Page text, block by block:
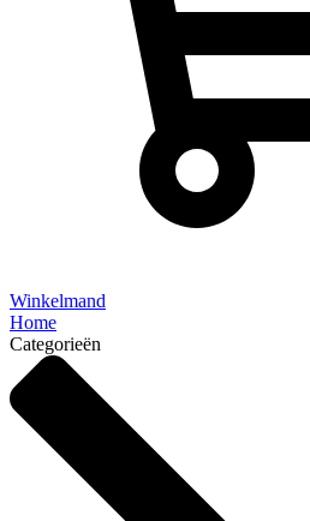
Winkelmand
Home
Categorieën